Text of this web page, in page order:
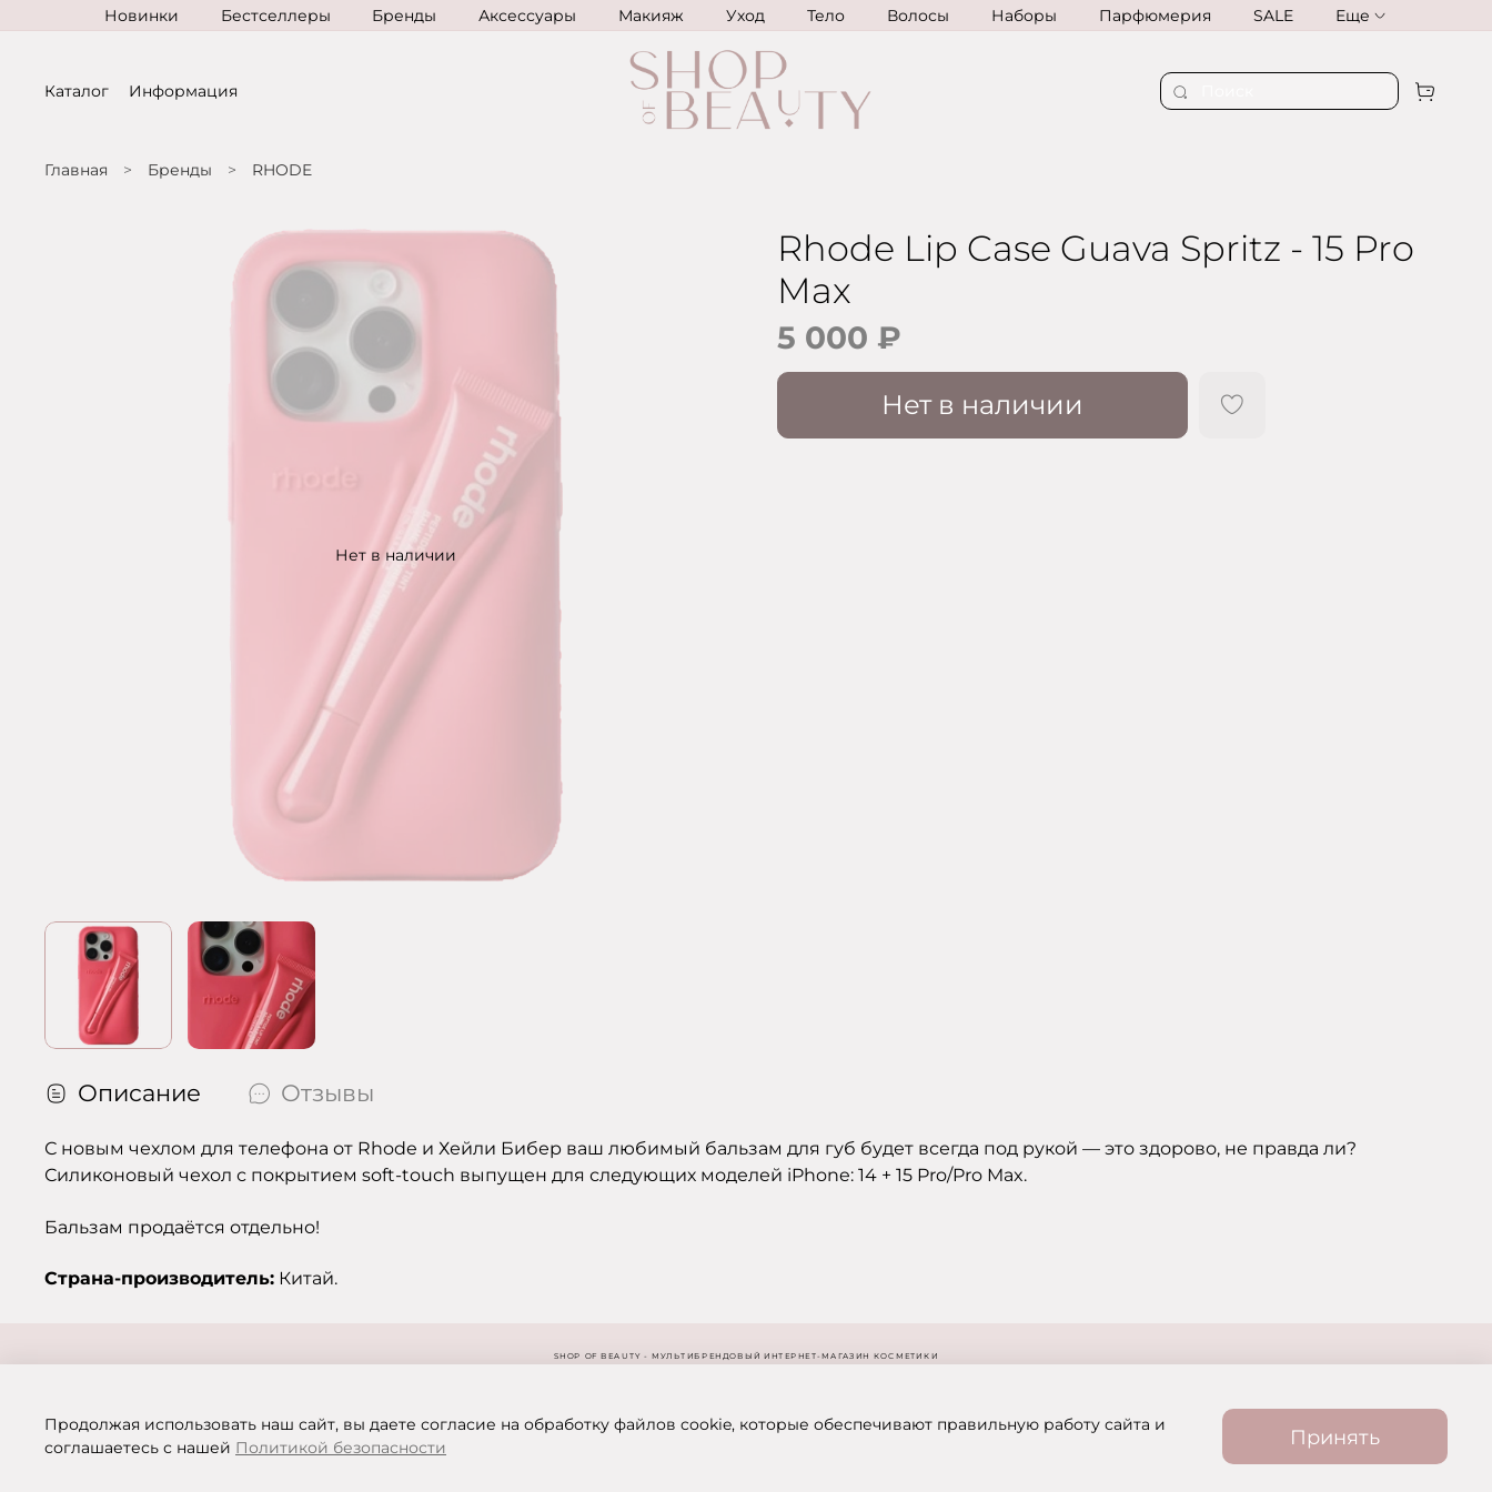
Новинки Бестселлеры Бренды Аксессуары Макияж Уход Тело Волосы Наборы Парфюмерия SALE Еще
Каталог Информация
Главная Бренды RHODE
Нет в наличии
Rhode Lip Case Guava Spritz - 15 Pro
Max
5 000 ₽
Нет в наличии
Описание Отзывы
С новым чехлом для телефона от Rhode и Хейли Бибер ваш любимый бальзам для губ будет всегда под рукой — это здорово, не правда ли?
Силиконовый чехол с покрытием soft-touch выпущен для следующих моделей iPhone: 14 + 15 Pro/Pro Max.
Бальзам продаётся отдельно!
Страна-производитель: Китай.
SHOP OF BEAUTY - МУЛЬТИБРЕНДОВЫЙ ИНТЕРНЕТ-МАГАЗИН КОСМЕТИКИ
Продолжая использовать наш сайт, вы даете согласие на обработку файлов cookie, которые обеспечивают правильную работу сайта и
соглашаетесь с нашей Политикой безопасности Принять